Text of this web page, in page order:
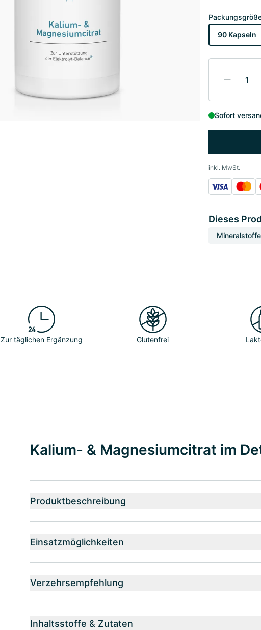
90 Kapseln
Sofort
inkl. MwSt.
Dieses
Mineralstoffe
Zur täglichen Ergänzung Glutenfrei
Kalium- & Magnesiumcitrat im
Produktbeschreibung
Einsatzmöglichkeiten
Verzehrsempfehlung
Inhaltsstoffe & Zutaten